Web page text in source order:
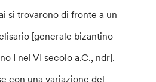
si trovarono di fronte a un
[generale bizantino
I nel VI secolo a.C., ndr].
con una variazione del